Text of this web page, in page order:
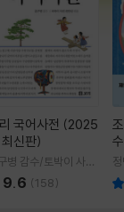
국어사전 (2025
신판)
병 감수/토박이 사전
실 편
9.6 (158)